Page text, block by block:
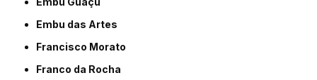
Embu das Artes
Francisco Morato
Franco da Rocha